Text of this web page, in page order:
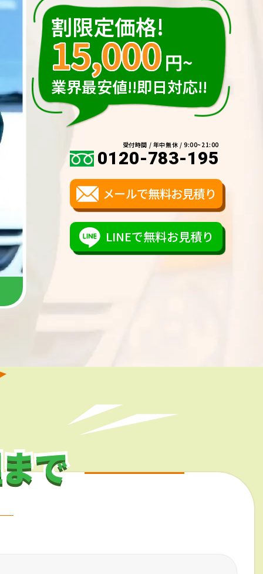
割限定価格!
15,000 円~
業界最安値!!即日対応!!
受付時間 / 年中無休 / 9:00~21:00
0120-783-195
メールで無料お見積り
LINEで無料お見積り
で
で